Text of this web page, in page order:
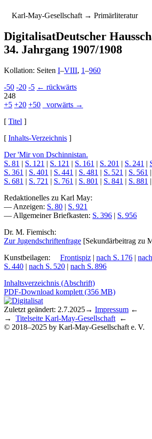
Karl-May-Gesellschaft → Primärliteratur
DigitalisatDeutscher
34. Jahrgang 1907/1908
Kollation: Seiten I–VIII, 1–960
-50 -20 -5 ← rückwärts
248
+5 +20 +50
vorwärts →
[ Titel ]
[ Inhalts-Verzeichnis ]
Der 'Mir von Dschinnistan.
S. 81 | S. 121 | S. 121 | S. 161 | S. 201 | S. 241 |
S. 361 | S. 401 | S. 441 | S. 481 | S. 521 | S. 561 |
S. 681 | S. 721 | S. 761 | S. 801 | S. 841 | S. 881 |
Redaktionelles zu Karl May:
— Anzeigen: S. 80 | S. 921
— Allgemeiner Briefkasten: S. 396 | S. 956
Dr. M. Fiemisch:
Zur Ju­gend­schrif­ten­fra­ge [Se­kun­där­bei­trag zu
Kunstbeilagen: Frontispiz | nach S. 176 |
S. 440 | nach S. 520 | nach S. 896
Inhaltsverzeichnis (Abschrift)
PDF-Download komplett (356 MB)
Zuletzt geändert: 2.7.2025→ Impressum ←
→ Titelseite Karl-May-Gesellschaft ←
© 2018–2025 by Karl-May-Gesellschaft e. V.